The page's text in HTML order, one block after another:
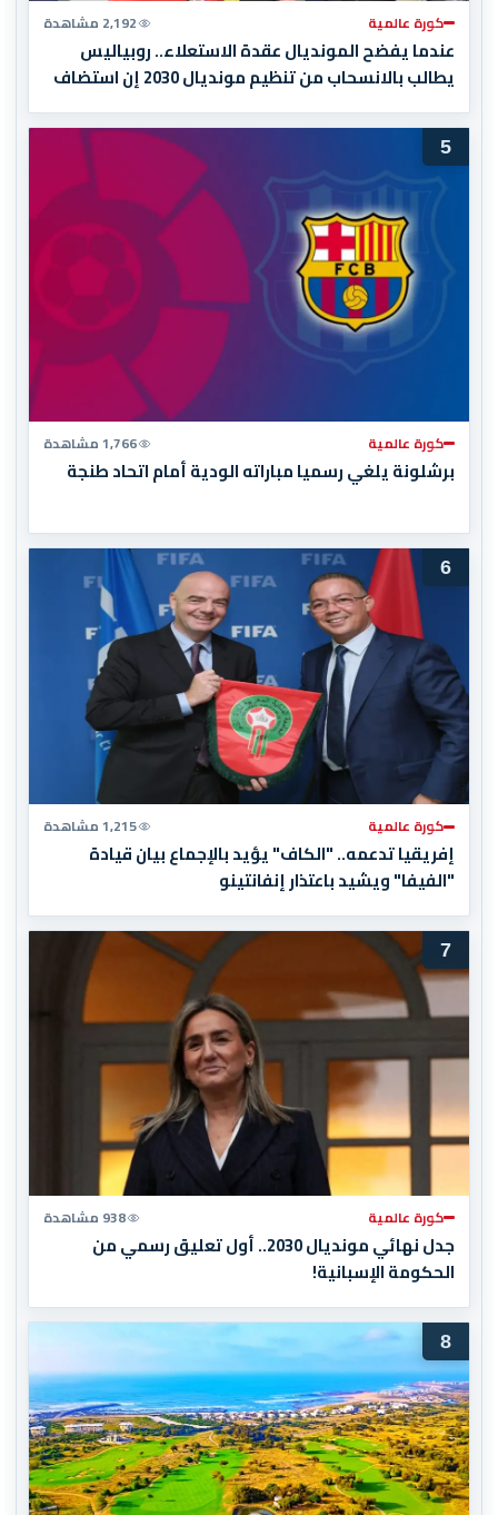
كورة عالمية 2,192 مشاهدة
عندما يفضح المونديال عقدة الاستعلاء.. روبياليس
يطالب بالانسحاب من تنظيم مونديال 2030 إن استضاف
المغرب المباراة النهائية!
5
كورة عالمية 1,766 مشاهدة
برشلونة يلغي رسميا مباراته الودية أمام اتحاد طنجة
6
كورة عالمية 1,215 مشاهدة
إفريقيا تدعمه.. "الكاف" يؤيد بالإجماع بيان قيادة
"الفيفا" ويشيد باعتذار إنفانتينو
7
كورة عالمية 938 مشاهدة
جدل نهائي مونديال 2030.. أول تعليق رسمي من
الحكومة الإسبانية!
8